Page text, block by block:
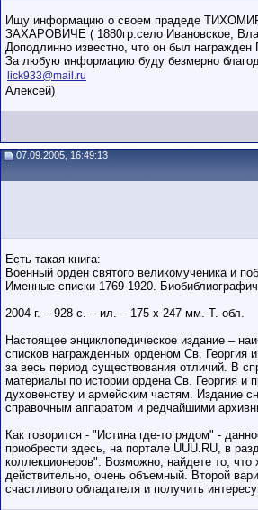
Ищу информацию о своем прадеде
ЗАХАРОВИЧЕ ( 1880гр.село Ивановское,
Доподлинно известно, что он был награжден
За любую информацию буду безмерно
lick933@mail.ru
Алексей)
07.09.2005, 16:49:13
Есть такая книга:
Военный орден святого великомученика и
Именные списки 1769-1920.
2004 г. – 928 с. – ил. – 175 х 247 мм. Т. обл.
Настоящее энциклопедическое издание –
списков награжденных орденом Св. Георгия
за весь период существования отличий. В
материалы по истории ордена Св. Георгия и
духовенству и армейским частям. Издание
справочным аппаратом и редчайшими
Как говорится - "Истина где-то рядом" -
приобрести здесь, на портале UUU.RU, в
коллекционеров". Возможно, найдете то, что
действительно, очень объемный. Второй
счастливого обладателя и получить